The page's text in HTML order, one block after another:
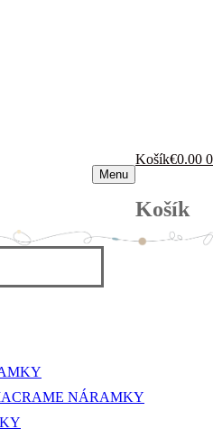
Menu
Košík€0.00 0
Košík
NÁRAMKY